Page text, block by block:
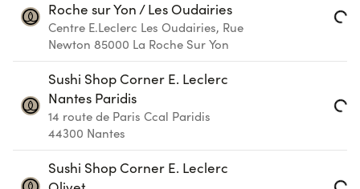
Roche sur Yon / Les Oudairies
Centre E.Leclerc Les Oudairies, Rue
Newton 85000 La Roche Sur Yon Loading...
Sushi Shop Corner E. Leclerc
Nantes Paridis
14 route de Paris Ccal Paridis
44300 Nantes Loading...
Sushi Shop Corner E. Leclerc